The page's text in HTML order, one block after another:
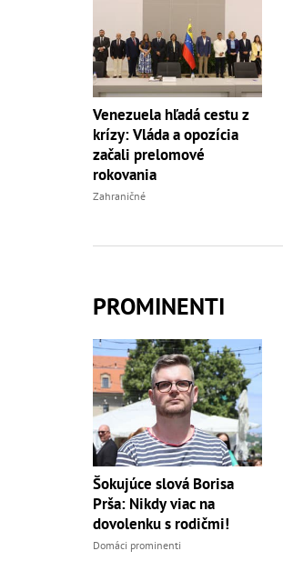
Venezuela hľadá cestu z
krízy: Vláda a opozícia
začali prelomové
rokovania
Zahraničné
PROMINENTI
Šokujúce slová Borisa
Prša: Nikdy viac na
dovolenku s rodičmi!
Domáci prominenti